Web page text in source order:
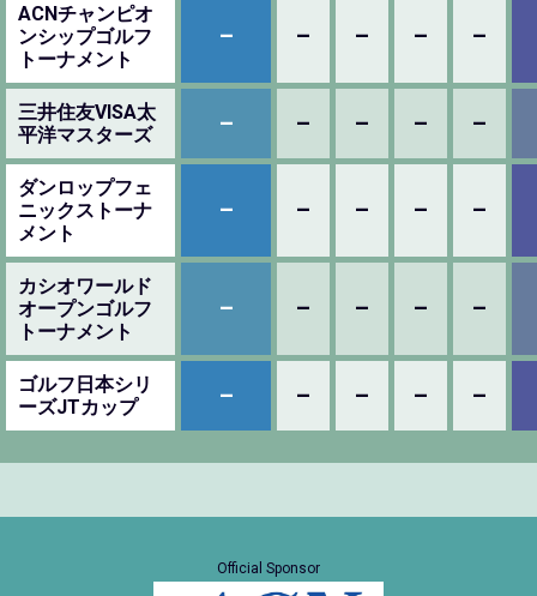
ACNチャンピオ
ンシップゴルフ
トーナメント
– – – – –
三井住友VISA太
平洋マスターズ
– – – – –
ダンロップフェ
ニックストーナ
メント
– – – – –
カシオワールド
オープンゴルフ
トーナメント
– – – – –
ゴルフ日本シリ
ーズJTカップ
– – – – –
Official Sponsor